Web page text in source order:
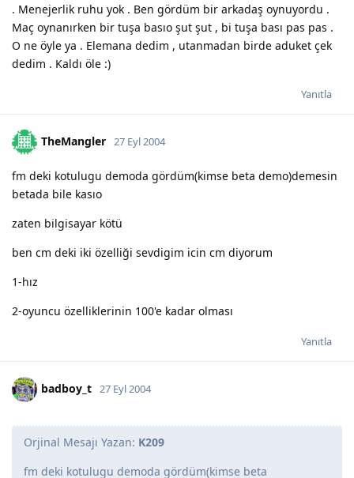
. Menejerlik ruhu yok . Ben gördüm bir arkadaş oynuyordu .
Maç oynanırken bir tuşa basıo şut şut , bi tuşa bası pas pas .
O ne öyle ya . Elemana dedim , utanmadan birde aduket çek
dedim . Kaldı öle :)
Yanıtla
TheMangler 27 Eyl 2004
fm deki kotulugu demoda gördüm(kimse beta demo)demesin
betada bile kasıo
zaten bilgisayar kötü
ben cm deki iki özelliği sevdigim icin cm diyorum
1-hız
2-oyuncu özelliklerinin 100'e kadar olması
Yanıtla
badboy_t 27 Eyl 2004
Orjinal Mesajı Yazan: K209
fm deki kotulugu demoda gördüm(kimse beta